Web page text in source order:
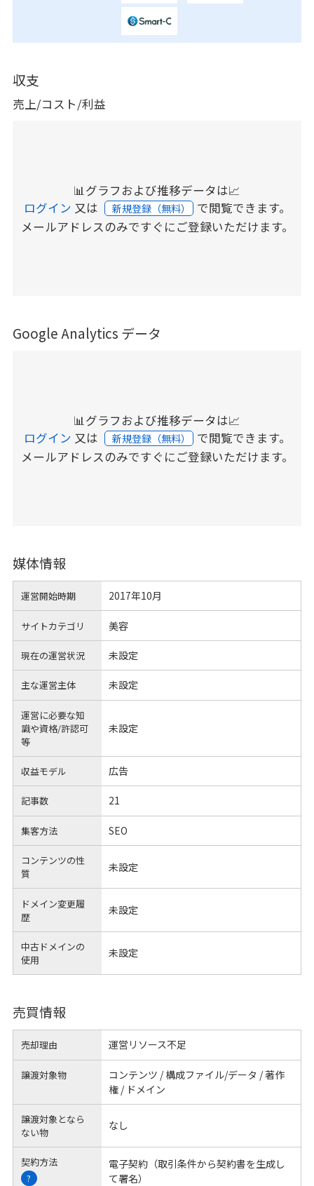
収支
売上/コスト/利益
📊グラフおよび推移データは📈
ログイン 又は 新規登録（無料） で閲覧できます。
メールアドレスのみですぐにご登録いただけます。
Google Analytics データ
📊グラフおよび推移データは📈
ログイン 又は 新規登録（無料） で閲覧できます。
メールアドレスのみですぐにご登録いただけます。
媒体情報
運営開始時期 2017年10月
サイトカテゴリ 美容
現在の運営状況 未設定
主な運営主体 未設定
運営に必要な知
識や資格/許認可
等
未設定
収益モデル 広告
記事数 21
集客方法 SEO
コンテンツの性
質
未設定
ドメイン変更履
歴
未設定
中古ドメインの
使用
未設定
売買情報
売却理由 運営リソース不足
譲渡対象物
コンテンツ / 構成ファイル/データ / 著作
権 / ドメイン
譲渡対象となら
ない物
なし
契約方法
?
電子契約（取引条件から契約書を生成し
て署名）